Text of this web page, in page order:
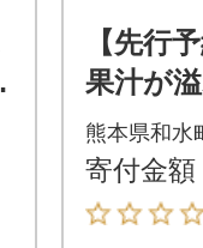
【先行
果汁が
り みか
クス 3S
水町)
熊本県和水
寄付金額